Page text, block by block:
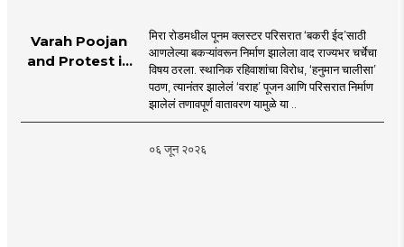
Varah Poojan
and Protest in
Mira Road
मिरा रोडमधील पूनम क्लस्टर परिसरात ‘बकरी ईद’साठी
आणलेल्या बकऱ्यांवरून निर्माण झालेला वाद राज्यभर चर्चेचा
विषय ठरला. स्थानिक रहिवाशांचा विरोध, ‘हनुमान चालीसा’
पठण, त्यानंतर झालेलं ‘वराह’ पूजन आणि परिसरात निर्माण
झालेलं तणावपूर्ण वातावरण यामुळे या ..
०६ जून २०२६